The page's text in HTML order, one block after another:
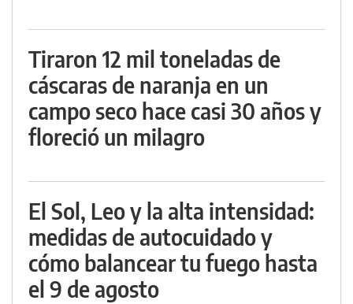
Tiraron 12 mil toneladas de
cáscaras de naranja en un
campo seco hace casi 30 años y
floreció un milagro
El Sol, Leo y la alta intensidad:
medidas de autocuidado y
cómo balancear tu fuego hasta
el 9 de agosto